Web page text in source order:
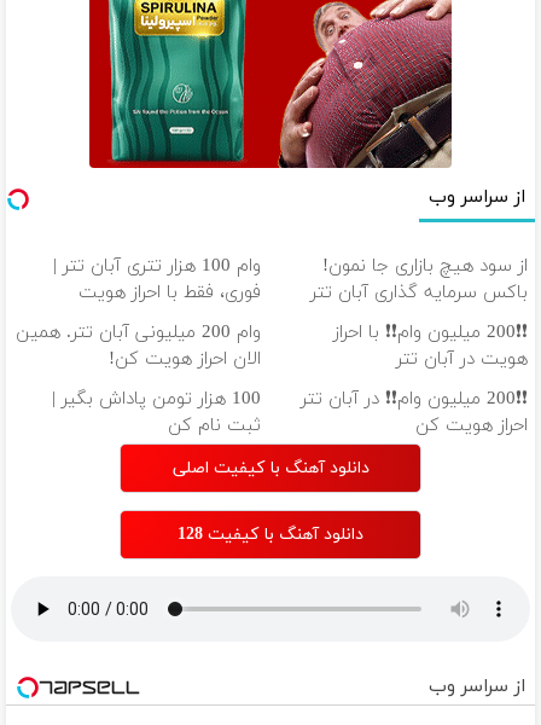
از سراسر وب
از سود هیچ بازاری جا نمون!
باکس سرمایه گذاری آبان تتر
وام 100 هزار تتری آبان تتر |
فوری، فقط با احراز هویت
❗❗200 میلیون وام❗❗ با احراز
هویت در آبان تتر
وام 200 میلیونی آبان تتر. همین
الان احراز هویت کن!
❗❗200 میلیون وام❗❗ در آبان تتر
احراز هویت کن
100 هزار تومن پاداش بگیر |
ثبت نام کن
دانلود آهنگ با کیفیت اصلی
دانلود آهنگ با کیفیت 128
از سراسر وب